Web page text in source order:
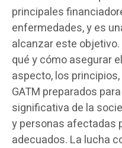
principales
enfermedades, y es
alcanzar este
qué y cómo asegurar
aspecto, los
GATM preparados
significativa de la
y personas afectadas
adecuados. La lucha